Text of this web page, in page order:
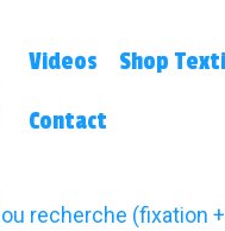
Videos Shop
Contact
recherche (fixation